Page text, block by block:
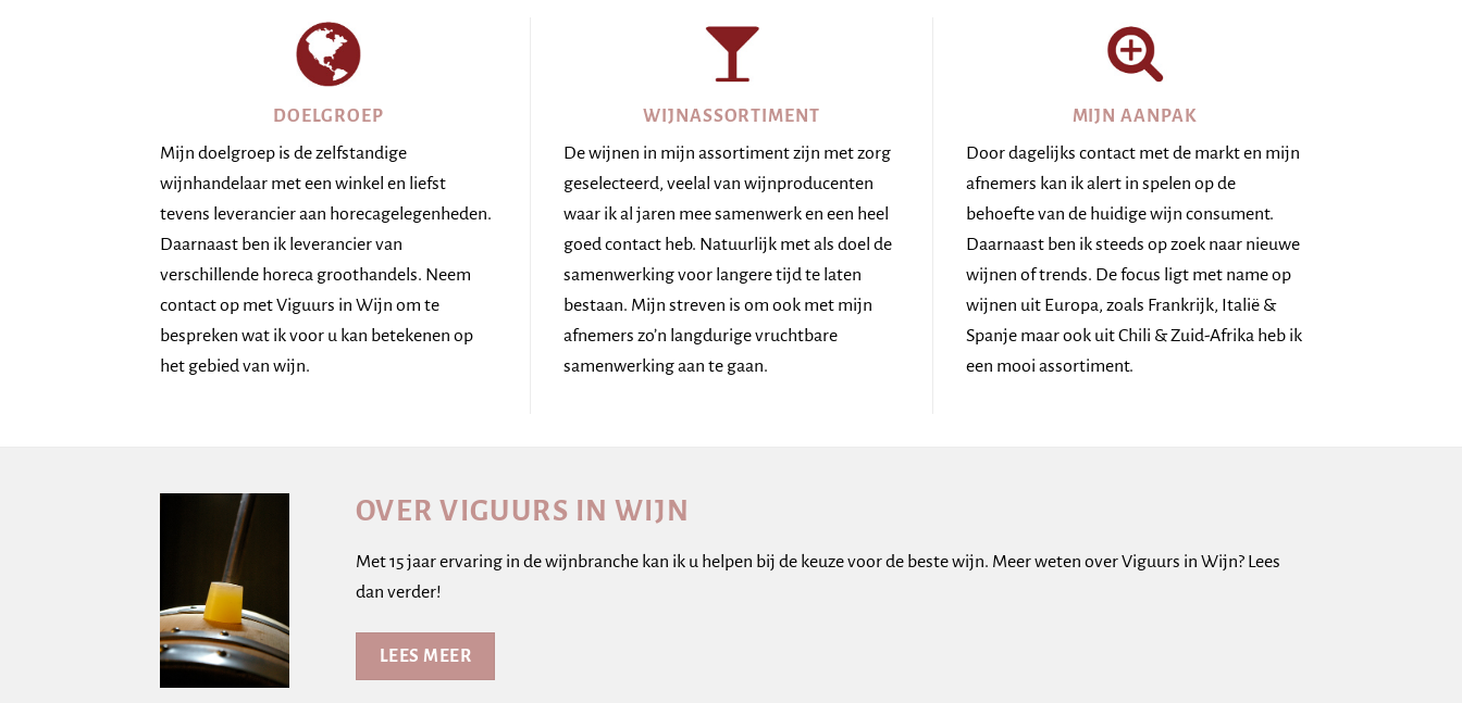
DOELGROEP
Mijn doelgroep is de zelfstandige
wijnhandelaar met een winkel en liefst
tevens leverancier aan horecagelegenheden.
Daarnaast ben ik leverancier van
verschillende horeca groothandels. Neem
contact op met Viguurs in Wijn om te
bespreken wat ik voor u kan betekenen op
het gebied van wijn.
WIJNASSORTIMENT
De wijnen in mijn assortiment zijn met zorg
geselecteerd, veelal van wijnproducenten
waar ik al jaren mee samenwerk en een heel
goed contact heb. Natuurlijk met als doel de
samenwerking voor langere tijd te laten
bestaan. Mijn streven is om ook met mijn
afnemers zo’n langdurige vruchtbare
samenwerking aan te gaan.
MIJN AANPAK
Door dagelijks contact met de markt en mijn
afnemers kan ik alert in spelen op de
behoefte van de huidige wijn consument.
Daarnaast ben ik steeds op zoek naar nieuwe
wijnen of trends. De focus ligt met name op
wijnen uit Europa, zoals Frankrijk, Italië &
Spanje maar ook uit Chili & Zuid-Afrika heb ik
een mooi assortiment.
OVER VIGUURS IN WIJN
Met 15 jaar ervaring in de wijnbranche kan ik u helpen bij de keuze voor de beste wijn. Meer weten over Viguurs in Wijn? Lees
dan verder!
LEES MEER